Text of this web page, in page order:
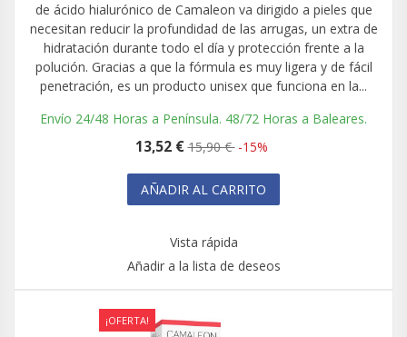
de ácido hialurónico de Camaleon va dirigido a pieles que
necesitan reducir la profundidad de las arrugas, un extra de
hidratación durante todo el día y protección frente a la
polución. Gracias a que la fórmula es muy ligera y de fácil
penetración, es un producto unisex que funciona en la...
Envío 24/48 Horas a Península. 48/72 Horas a Baleares.
13,52 € 15,90 € -15%
AÑADIR AL CARRITO
Vista rápida
Añadir a la lista de deseos
¡OFERTA!